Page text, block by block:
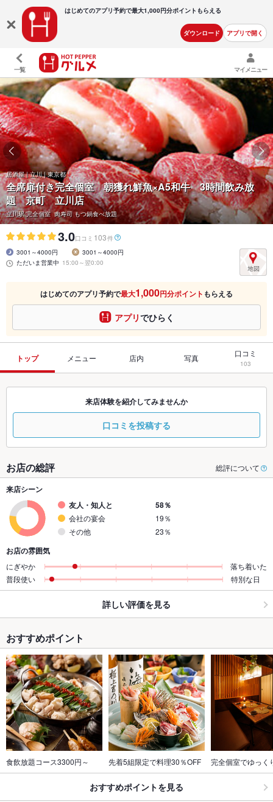
はじめてのアプリ予約で最大1,000円分ポイントもらえる
ダウンロード アプリで開く
一覧 マイメニュー
居酒屋 | 立川 | 東京都
全席扉付き完全個室 朝獲れ鮮魚×A5和牛 3時間飲み放
題 京町 立川店
立川駅 完全個室 肉寿司 もつ鍋食べ放題
3.0口コミ 103件
3001～4000円
3001～4000円
ただいま営業中 15:00～翌0:00
はじめてのアプリ予約で最大1,000円分ポイント もらえる
アプリでひらく
トップ メニュー 店内 写真 口コミ
103
来店体験を紹介してみませんか
口コミを投稿する
お店の総評 総評について
来店シーン
友人・知人と
58％
会社の宴会
19％
その他
23％
お店の雰囲気
にぎやか
落ち着いた
普段使い
特別な日
詳しい評価を見る
おすすめポイント
食飲放題コース3300円～ 先着5組限定で料理30％OFF 完全個室でゆっく
おすすめポイントを見る